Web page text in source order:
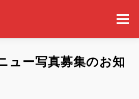
メニュー
ンとは 取扱店舗
ュー写真募集のお知